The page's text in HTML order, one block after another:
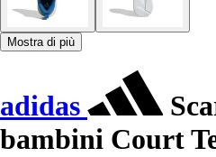
Mostra di più
adidas
bambini Court